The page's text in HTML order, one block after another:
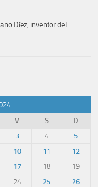
Díez, inventor del
V S
D
3 4
5
10 11
12
17 18
19
24 25
26